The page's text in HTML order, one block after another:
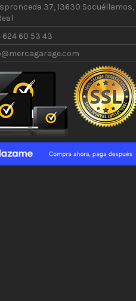
37, 13630 Socuéllamos,
624 60 53 43